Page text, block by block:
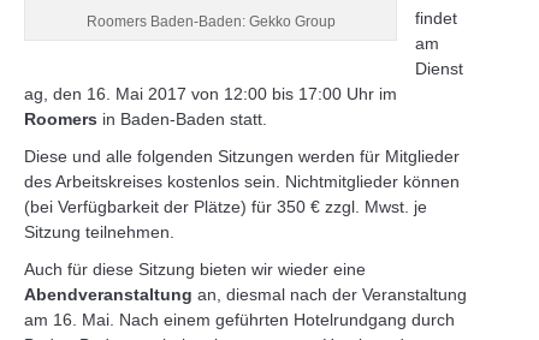
Roomers Baden-Baden: Gekko Group
findet
am
Dienst
ag, den 16. Mai 2017 von 12:00 bis 17:00 Uhr im
Roomers in Baden-Baden statt.
Diese und alle folgenden Sitzungen werden für Mitglieder
des Arbeitskreises kostenlos sein. Nichtmitglieder können
(bei Verfügbarkeit der Plätze) für 350 € zzgl. Mwst. je
Sitzung teilnehmen.
Auch für diese Sitzung bieten wir wieder eine
Abendveranstaltung an, diesmal nach der Veranstaltung
am 16. Mai. Nach einem geführten Hotelrundgang durch